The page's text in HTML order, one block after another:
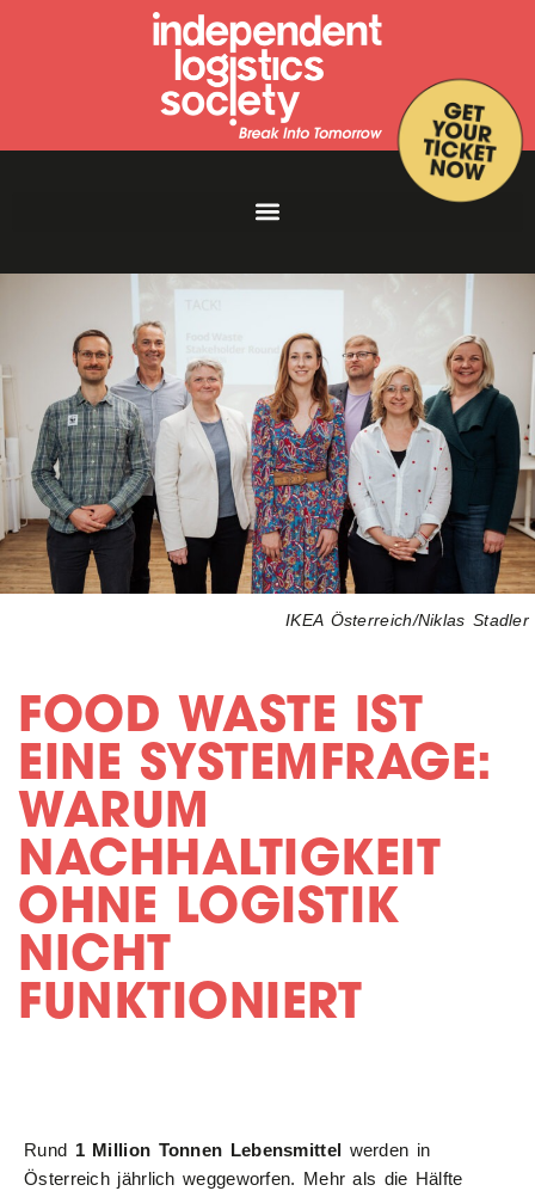
IKEA Österreich/Niklas Stadler
FOOD WASTE IST
EINE SYSTEMFRAGE:
WARUM
NACHHALTIGKEIT
OHNE LOGISTIK
NICHT
FUNKTIONIERT
Rund 1 Million Tonnen Lebensmittel
werden in
Österreich jährlich weggeworfen. Mehr als die Hälfte